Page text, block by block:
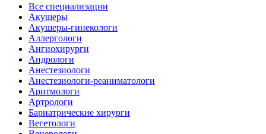
Все специализации
Акушеры
Акушеры-гинекологи
Аллергологи
Ангиохирурги
Андрологи
Анестезиологи
Анестезиологи-реаниматологи
Аритмологи
Артрологи
Бариатрические хирурги
Вегетологи